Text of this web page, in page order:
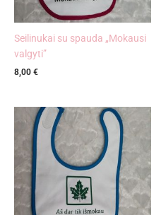
Seilinukai su spauda „Mokausi
valgyti”
8,00 €